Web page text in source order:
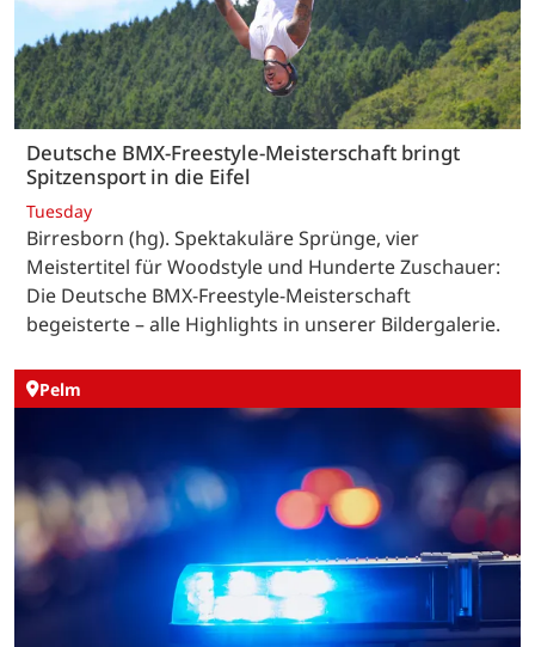
Deutsche BMX-Freestyle-Meisterschaft bringt
Spitzensport in die Eifel
Tuesday
Birresborn (hg). Spektakuläre Sprünge, vier
Meistertitel für Woodstyle und Hunderte Zuschauer:
Die Deutsche BMX-Freestyle-Meisterschaft
begeisterte – alle Highlights in unserer Bildergalerie.
Pelm